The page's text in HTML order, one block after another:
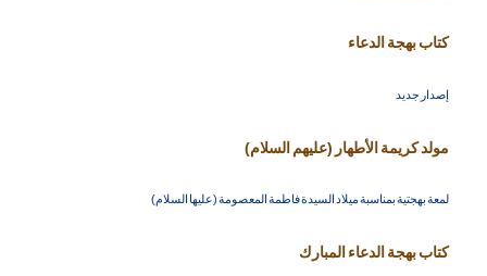
كتاب بهجة الدعاء
إصدار جديد
مولد كريمة الأطهار (عليهم السلام)
لمعة بهجتية بمناسبة ميلاد السيدة فاطمة المعصومة (عليها السلام)
كتاب بهجة الدعاء المبارك